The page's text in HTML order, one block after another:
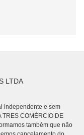
LTDA
independente e sem
COMÉRCIO DE
também que não